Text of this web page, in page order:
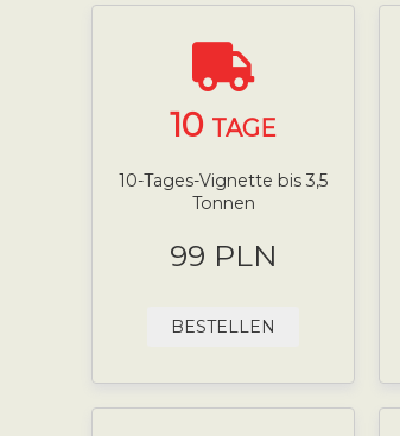
10 TAGE
10-Tages-Vignette bis 3,5
Tonnen
99 PLN
BESTELLEN